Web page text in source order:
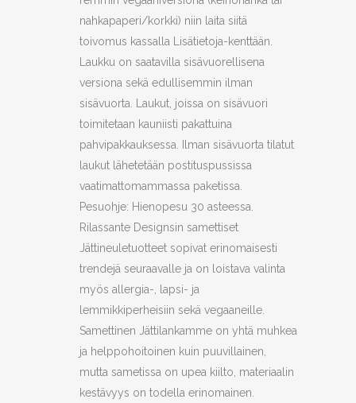
nahkapaperi/korkki) niin laita siitä
toivomus kassalla Lisätietoja-kenttään.
Laukku on saatavilla sisävuorellisena
versiona sekä edullisemmin ilman
sisävuorta. Laukut, joissa on sisävuori
toimitetaan kauniisti pakattuina
pahvipakkauksessa. Ilman sisävuorta tilatut
laukut lähetetään postituspussissa
vaatimattomammassa paketissa.
Pesuohje: Hienopesu 30 asteessa.
Rilassante Designsin samettiset
Jättineuletuotteet sopivat erinomaisesti
trendejä seuraavalle ja on loistava valinta
myös allergia-, lapsi- ja
lemmikkiperheisiin sekä vegaaneille.
Samettinen Jättilankamme on yhtä muhkea
ja helppohoitoinen kuin puuvillainen,
mutta sametissa on upea kiilto, materiaalin
kestävyys on todella erinomainen.